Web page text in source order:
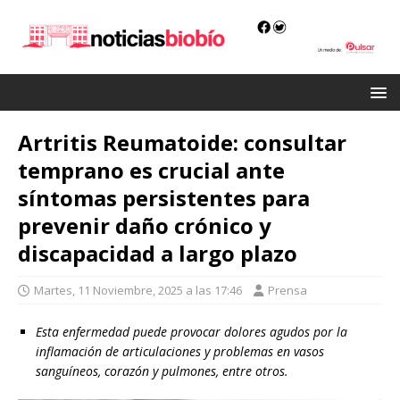
Artritis Reumatoide: consultar
temprano es crucial ante
síntomas persistentes para
prevenir daño crónico y
discapacidad a largo plazo
Martes, 11 Noviembre, 2025 a las 17:46 Prensa
Esta enfermedad puede provocar dolores agudos por la
inflamación de articulaciones y problemas en vasos
sanguíneos, corazón y pulmones, entre otros.